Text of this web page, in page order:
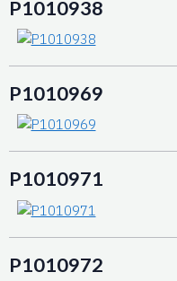
P1010938
P1010969
P1010971
P1010972